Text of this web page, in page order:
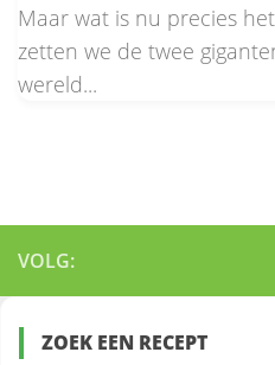
Maar wat is nu precies
zetten we de twee
wereld...
VOLG:
ZOEK EEN RECEPT